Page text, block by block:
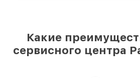
Какие
сервисного центра